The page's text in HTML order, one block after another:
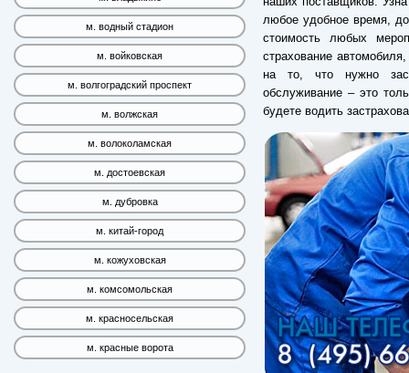
м. водный стадион
м. войковская
м. волгоградский проспект
м. волжская
м. волоколамская
м. достоевская
м. дубровка
м. китай-город
м. кожуховская
м. комсомольская
м. красносельская
м. красные ворота
любое удобное время,
стоимость любых
страхование
на то, что нужно
обслуживание – это
будете водить